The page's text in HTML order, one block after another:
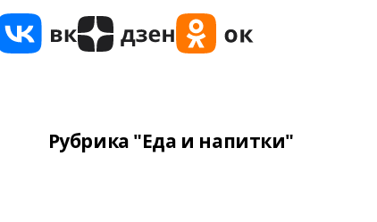
Рубрика "Еда и напитки"